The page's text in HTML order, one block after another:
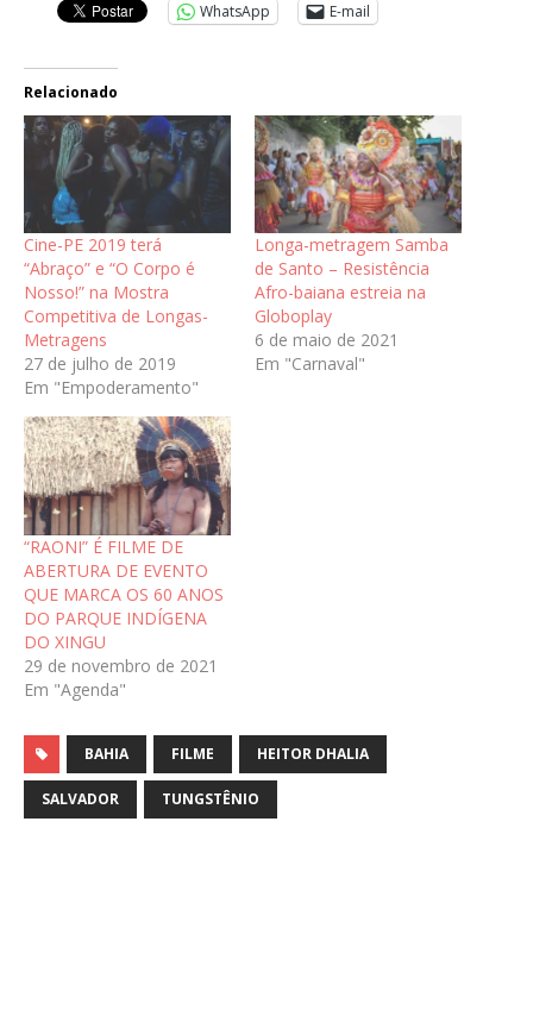
WhatsApp E-mail
Relacionado
Cine-PE 2019 terá
“Abraço” e “O Corpo é
Nosso!” na Mostra
Competitiva de Longas-
Metragens
27 de julho de 2019
Em "Empoderamento"
Longa-metragem Samba
de Santo – Resistência
Afro-baiana estreia na
Globoplay
6 de maio de 2021
Em "Carnaval"
“RAONI” É FILME DE
ABERTURA DE EVENTO
QUE MARCA OS 60 ANOS
DO PARQUE INDÍGENA
DO XINGU
29 de novembro de 2021
Em "Agenda"
BAHIA FILME HEITOR DHALIA
SALVADOR TUNGSTÊNIO